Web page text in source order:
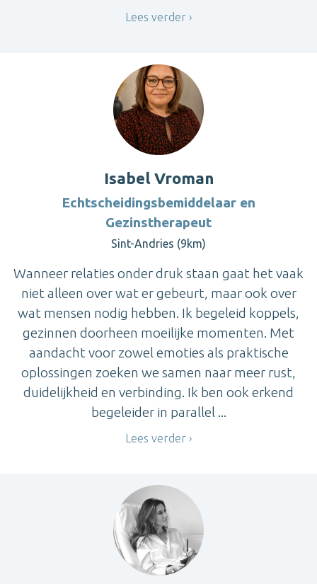
Lees verder
Isabel Vroman
Echtscheidingsbemiddelaar en
Gezinstherapeut
Sint-Andries (9km)
Wanneer relaties onder druk staan gaat het vaak
niet alleen over wat er gebeurt, maar ook over
wat mensen nodig hebben. Ik begeleid koppels,
gezinnen doorheen moeilijke momenten. Met
aandacht voor zowel emoties als praktische
oplossingen zoeken we samen naar meer rust,
duidelijkheid en verbinding. Ik ben ook erkend
begeleider in parallel ...
Lees verder